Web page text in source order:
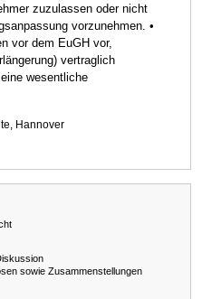
zuzulassen oder nicht
vorzunehmen. •
vor dem EuGH vor,
vertraglich
wesentliche
Hannover
sowie Zusammenstellungen